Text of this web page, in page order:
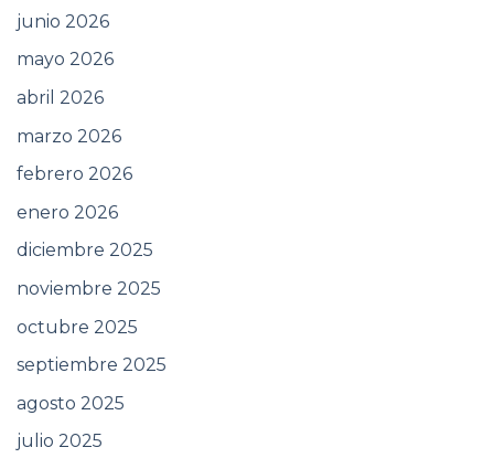
junio 2026
mayo 2026
abril 2026
marzo 2026
febrero 2026
enero 2026
diciembre 2025
noviembre 2025
octubre 2025
septiembre 2025
agosto 2025
julio 2025